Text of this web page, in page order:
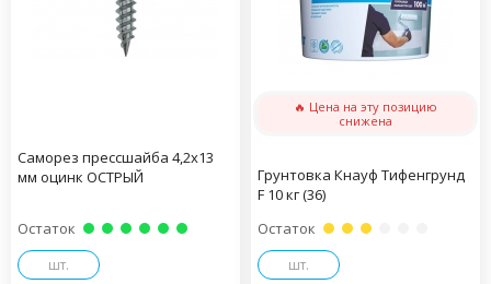
Саморез прессшайба 4,2х13
мм оцинк ОСТРЫЙ
Остаток
шт.
🔥 Цена на эту позицию
снижена
Грунтовка Кнауф Тифенгрунд
F 10 кг (36)
Остаток
шт.